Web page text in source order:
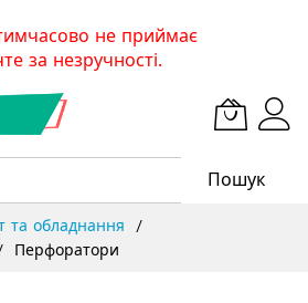
не приймає
за незручності.
Пошук
та обладнання
Перфоратори